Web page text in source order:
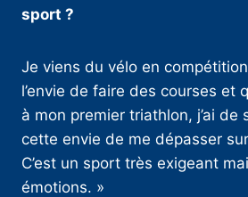
sport ?
Je viens du vélo en
l’envie de faire des courses et
à mon premier triathlon, j’ai de
cette envie de me dépasser
C’est un sport très exigeant
émotions. »